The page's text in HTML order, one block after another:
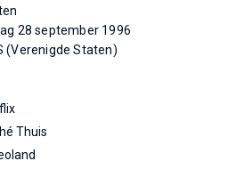
28 september 1996
(Verenigde Staten)
Thuis